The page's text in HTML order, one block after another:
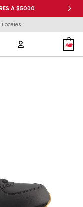
A $5000
Locales